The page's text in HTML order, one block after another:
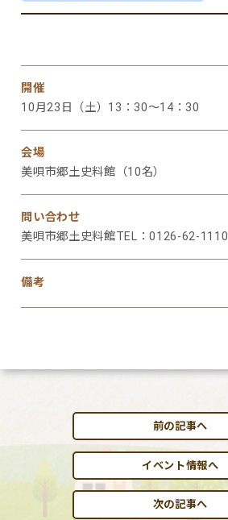
開催
10月23日（土）13：30～14：30
会場
美唄市郷土史料館（10名）
問い合わせ
美唄市郷土史料館TEL：0126-62-1110
備考
前の記事へ
イベント情報へ
次の記事へ